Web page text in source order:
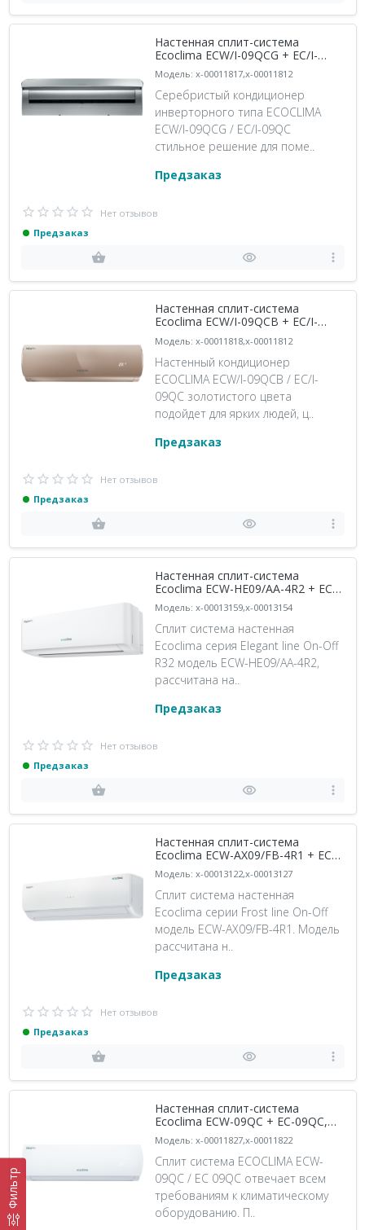
Фильтр
Настенная сплит-система
Ecoclima ECW/I-09QCG + EC/I-
09QC, серебристый
Модель: x-00011817,x-00011812
Серебристый кондиционер
инверторного типа ECOCLIMA
ECW/I-09QCG / EC/I-09QC
стильное решение для поме..
Предзаказ
Нет отзывов
Предзаказ
Настенная сплит-система
Ecoclima ECW/I-09QCB + EC/I-
09QC, золотистый
Модель: x-00011818,x-00011812
Настенный кондиционер
ECOCLIMA ECW/I-09QCB / EC/I-
09QC золотистого цвета
подойдет для ярких людей, ц..
Предзаказ
Нет отзывов
Предзаказ
Настенная сплит-система
Ecoclima ECW-HE09/AA-4R2 + EC-
HE09/A-4R2, белый
Модель: x-00013159,x-00013154
Сплит система настенная
Ecoclima серия Elegant line On-Off
R32 модель ECW-HE09/AA-4R2,
рассчитана на..
Предзаказ
Нет отзывов
Предзаказ
Настенная сплит-система
Ecoclima ECW-AX09/FB-4R1 + EC-
AX09/F-4R1, белый
Модель: x-00013122,x-00013127
Сплит система настенная
Ecoclima серии Frost line On-Off
модель ECW-AX09/FB-4R1. Модель
рассчитана н..
Предзаказ
Нет отзывов
Предзаказ
Настенная сплит-система
Ecoclima ECW-09QC + EC-09QC,
белый
Модель: x-00011827,x-00011822
Сплит система ECOCLIMA ECW-
09QC / EC 09QC отвечает всем
требованиям к климатическому
оборудованию. П..